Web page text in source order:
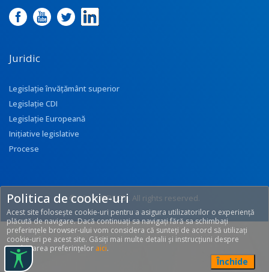
Juridic
Legislație învățământ superior
Legislație CDI
Legislație Europeană
Inițiative legislative
Procese
© 2017 UEFISCDI. All rights reserved.
[T: 0.2943, O: 124]
Politica de cookie-uri
Acest site folosește cookie-uri pentru a asigura utilizatorilor o experiență
plăcută de navigare. Dacă continuați sa navigați fără sa schimbați
preferințele browser-ului vom considera că sunteți de acord să utilizați
cookie-uri pe acest site. Găsiți mai multe detalii și instrucțiuni despre
modificarea preferințelor aici.